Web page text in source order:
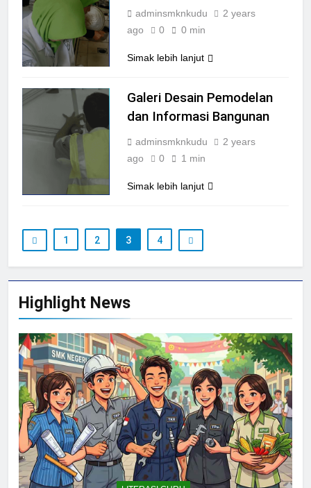
Highlight News
adminsmknkudu
2 years
ago
0 0 min
Simak lebih lanjut
Galeri Desain Pemodelan
dan Informasi Bangunan
adminsmknkudu
2 years
ago
0 1 min
Simak lebih lanjut
1 2 3 4